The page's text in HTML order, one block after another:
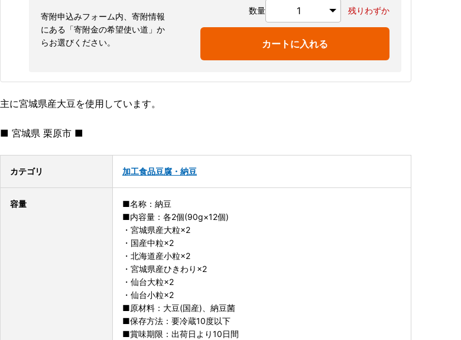
寄附申込みフォーム内、寄附情報
にある「寄附金の希望使い道」か
らお選びください。
数量 残りわずか
カートに入れる
主に宮城県産大豆を使用しています。
■ 宮城県 栗原市 ■
カテゴリ 加工食品豆腐・納豆
容量
■名称：納豆
■内容量：各2個(90g×12個)
・宮城県産大粒×2
・国産中粒×2
・北海道産小粒×2
・宮城県産ひきわり×2
・仙台大粒×2
・仙台小粒×2
■原材料：大豆(国産)、納豆菌
■保存方法：要冷蔵10度以下
■賞味期限：出荷日より10日間